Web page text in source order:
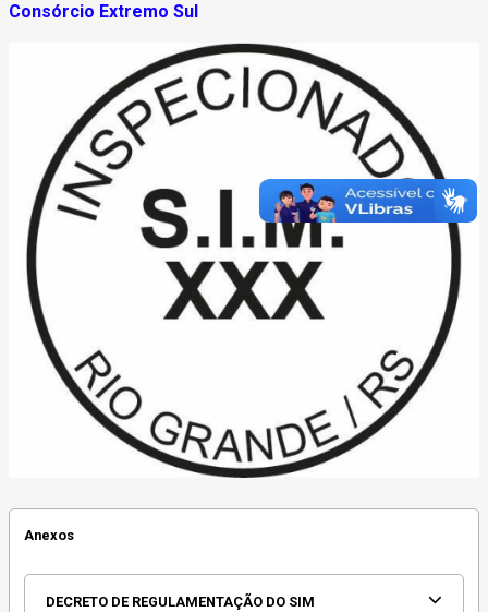
Consórcio Extremo Sul
Anexos
DECRETO DE REGULAMENTAÇÃO DO SIM